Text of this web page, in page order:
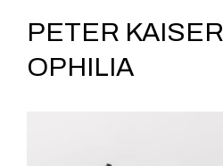
PETER
OPHILIA